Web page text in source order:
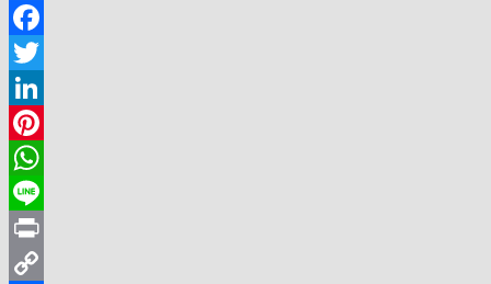
Email
Facebook
Twitter
LinkedIn
Pinterest
WhatsApp
Line
Print